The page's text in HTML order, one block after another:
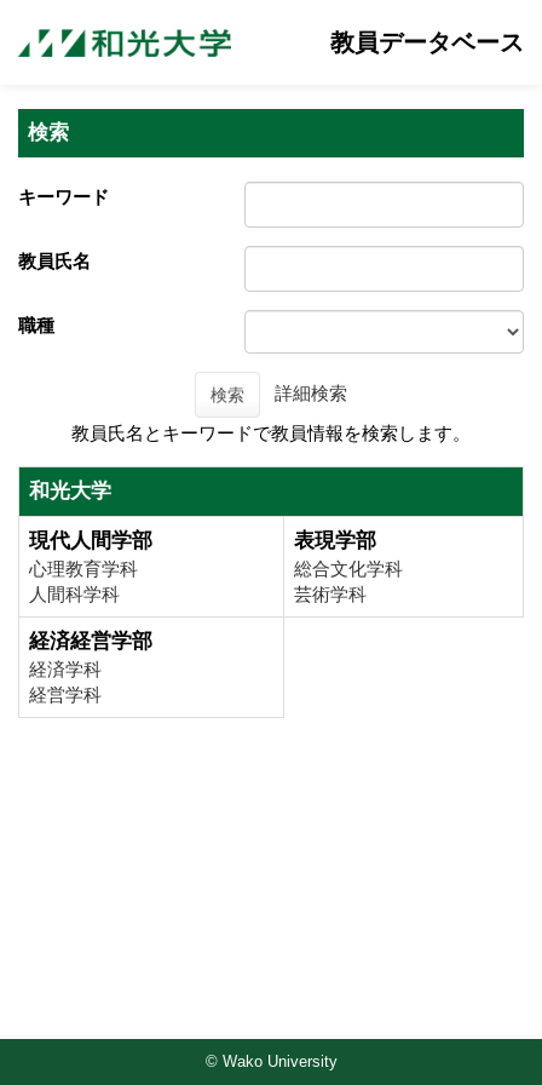
教員データベース
検索
キーワード
教員氏名
職種
検索
詳細検索
教員氏名とキーワードで教員情報を検索します。
和光大学
現代人間学部
心理教育学科
人間科学科
表現学部
総合文化学科
芸術学科
経済経営学部
経済学科
経営学科
© Wako University